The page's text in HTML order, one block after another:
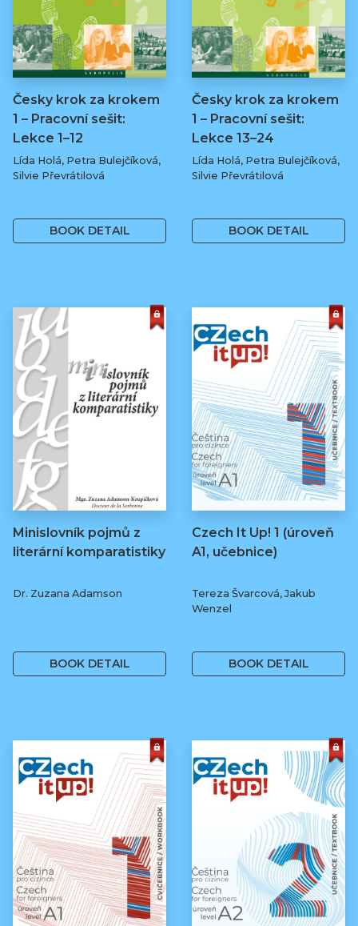
Česky krok za krokem
1 – Pracovní sešit:
Lekce 1–12
Lída Holá, Petra Bulejčíková,
Silvie Převrátilová
BOOK DETAIL
Česky krok za krokem
1 – Pracovní sešit:
Lekce 13–24
Lída Holá, Petra Bulejčíková,
Silvie Převrátilová
BOOK DETAIL
Minislovník pojmů z
literární komparatistiky
Dr. Zuzana Adamson
BOOK DETAIL
Czech It Up! 1 (úroveň
A1, učebnice)
Tereza Švarcová, Jakub
Wenzel
BOOK DETAIL